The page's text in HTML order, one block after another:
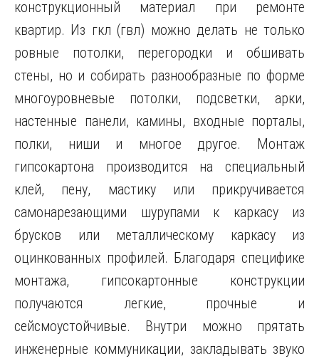
конструкционный материал при ремонте
квартир. Из гкл (гвл) можно делать не только
ровные потолки, перегородки и обшивать
стены, но и собирать разнообразные по форме
многоуровневые потолки, подсветки, арки,
настенные панели, камины, входные порталы,
полки, ниши и многое другое. Монтаж
гипсокартона производится на специальный
клей, пену, мастику или прикручивается
самонарезающими шурупами к каркасу из
брусков или металлическому каркасу из
оцинкованных профилей. Благодаря специфике
монтажа, гипсокартонные конструкции
получаются легкие, прочные и
сейсмоустойчивые. Внутри можно прятать
инженерные коммуникации, закладывать звуко